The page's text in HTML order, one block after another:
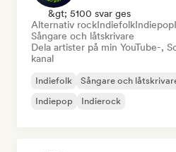
&gt; 5100 svar ges
Alternativ rockIndiefolkIndiepop
Sångare och låtskrivare
Dela artister på min YouTube-,
kanal
Indiefolk Sångare och
Indiepop
Indierock